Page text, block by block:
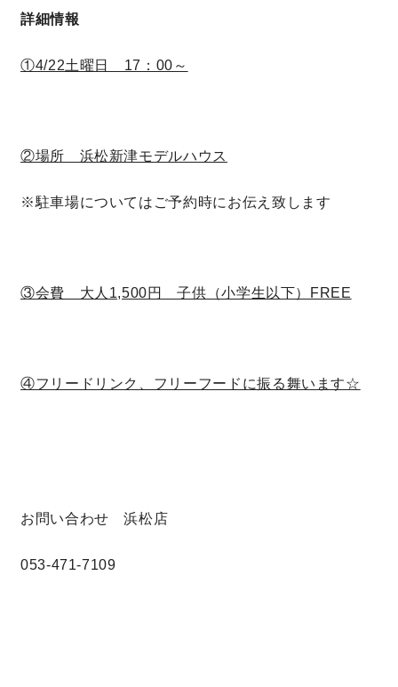
頑丈で長持ちの外壁
2030年の省エネ基準住宅
快適な室内環境へのこだわり
生涯続く安心のアフターフォロー
Groovin’
Blue Style
キママプラス
詳細情報
①4/22土曜日 17：00～
②場所 浜松新津モデルハウス
※駐車場についてはご予約時にお伝え致します
③会費 大人1,500円 子供（小学生以下）FREE
④フリードリンク、フリーフードに振る舞います☆
お問い合わせ 浜松店
053-471-7109